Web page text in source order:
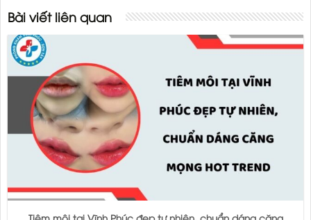
Bài viết liên quan